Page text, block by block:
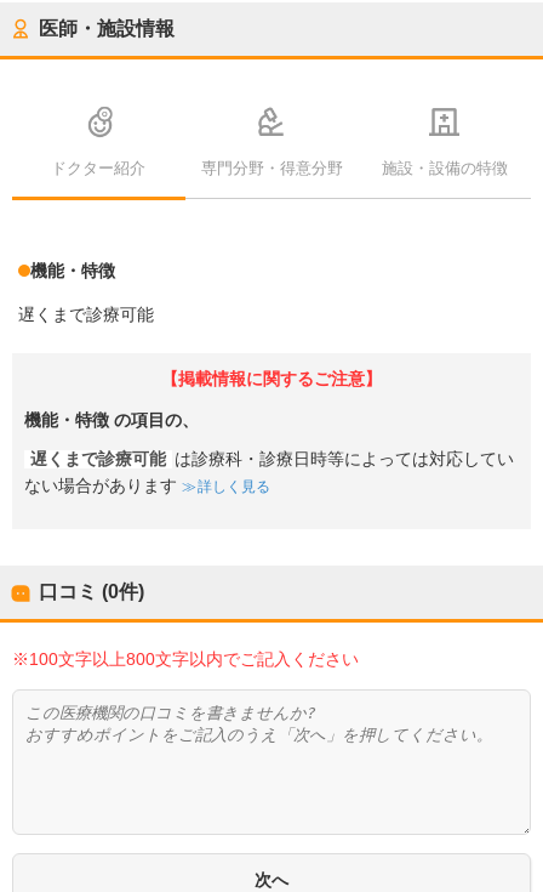
医師・施設情報
ドクター紹介 専門分野・得意分野 施設・設備の特徴
機能・特徴
遅くまで診療可能
【掲載情報に関するご注意】
機能・特徴 の項目の、
遅くまで診療可能 は診療科・診療日時等によっては対応してい
ない場合があります
詳しく見る
口コミ (0件)
※100文字以上800文字以内でご記入ください